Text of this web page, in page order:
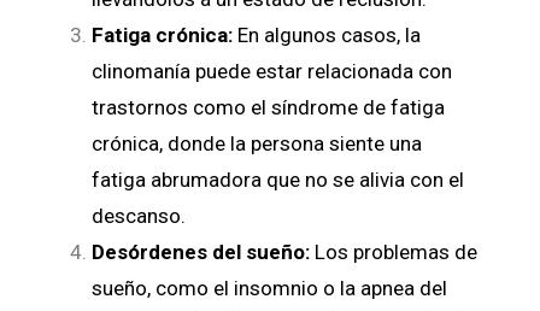
Fatiga crónica: En algunos casos, la
clinomanía puede estar relacionada con
trastornos como el síndrome de fatiga
crónica, donde la persona siente una
fatiga abrumadora que no se alivia con el
descanso.
Desórdenes del sueño: Los problemas de
sueño, como el insomnio o la apnea del